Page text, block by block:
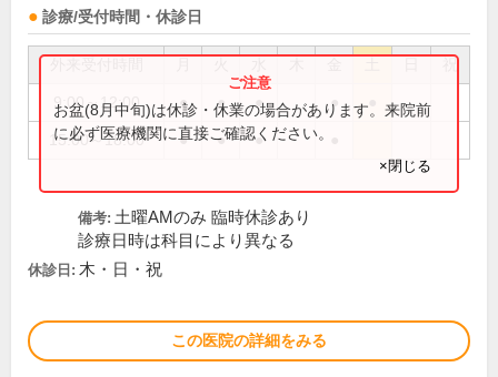
診療/受付時間・休診日
祝
9:00～12:00 ● ● ● ●
15:00～18:00 ● ● ●
お盆(8月中旬)は休診・休業の場合があります。来院前
に必ず医療機関に直接ご確認ください。
×閉じる
備考: 土曜AMのみ 臨時休診あり
診療日時は科目により異なる
休診日: 木・日・祝
この医院の詳細をみる